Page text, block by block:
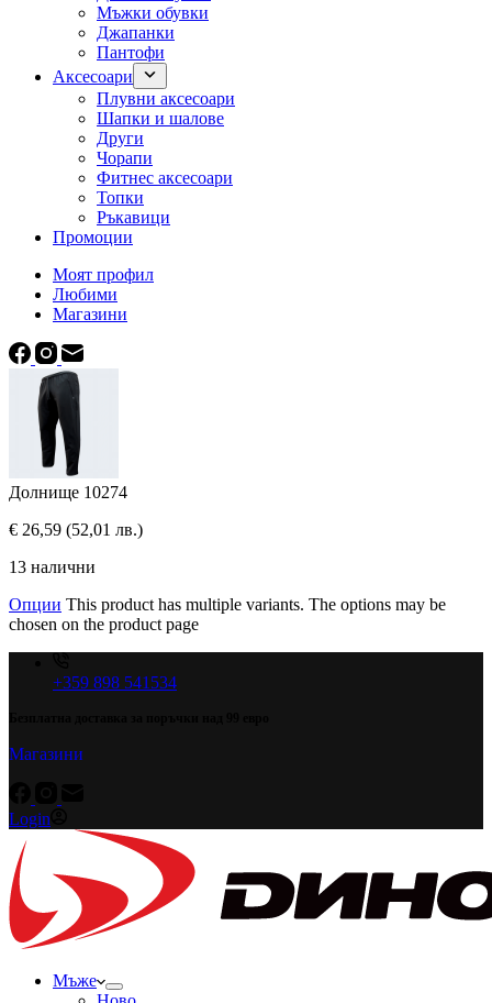
Мъжки обувки
Джапанки
Пантофи
Аксесоари
Плувни аксесоари
Шапки и шалове
Други
Чорапи
Фитнес аксесоари
Топки
Ръкавици
Промоции
Моят профил
Любими
Магазини
Долнище 10274
€ 26,59 (52,01 лв.)
13 налични
Опции This product has multiple variants. The options may be
chosen on the product page
+359 898 541534
Магазини
Login
Мъже